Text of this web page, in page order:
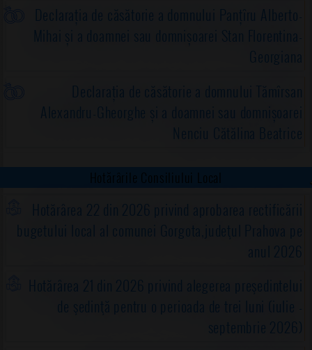
Declarația de căsătorie a domnului Panțîru Alberto-
Mihai și a doamnei sau domnișoarei Stan Florentina-
Georgiana
Declarația de căsătorie a domnului Tămîrsan
Alexandru-Gheorghe și a doamnei sau domnișoarei
Nenciu Cătălina Beatrice
Hotărârile Consiliului Local
Hotărârea 22 din 2026 privind aprobarea rectificării
bugetului local al comunei Gorgota,judeţul Prahova pe
anul 2026
Hotărârea 21 din 2026 privind alegerea preşedintelui
de şedinţă pentru o perioada de trei luni (iulie -
septembrie 2026)